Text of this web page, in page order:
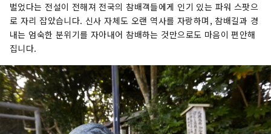
벌었다는 전설이 전해져 전국의 참배객들에게 인기 있는 파워 스팟으
로 자리 잡았습니다. 신사 자체도 오랜 역사를 자랑하며, 참배길과 경
내는 엄숙한 분위기를 자아내어 참배하는 것만으로도 마음이 편안해
집니다.